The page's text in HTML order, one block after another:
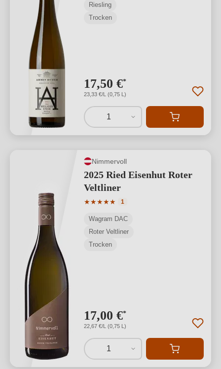
Riesling
Trocken
17,50 €*
23,33 €/L (0,75 L)
1
Nimmervoll
2025 Ried Eisenhut Roter
Veltliner
★★★★★
Durchschnittliche Bewertung von 5
1
Wagram DAC
Roter Veltliner
Trocken
17,00 €*
22,67 €/L (0,75 L)
1